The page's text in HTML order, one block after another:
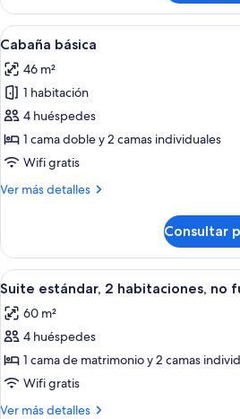
estándar,
no
fumadores,
Abrir
todas
las
fotos
de
Cabaña
básica
4
Cabaña básica
46 m²
1 habitación
4 huéspedes
1 cama doble y 2 camas individuales
Wifi gratis
Ver más detalles
Más
básica
Consultar
Abrir
todas
las
fotos
de
Suite
estándar,
Un
8
Suite estándar, 2 habitaciones, no
60 m²
4 huéspedes
1 cama de matrimonio y 2 camas
Wifi gratis
Ver más detalles
Más